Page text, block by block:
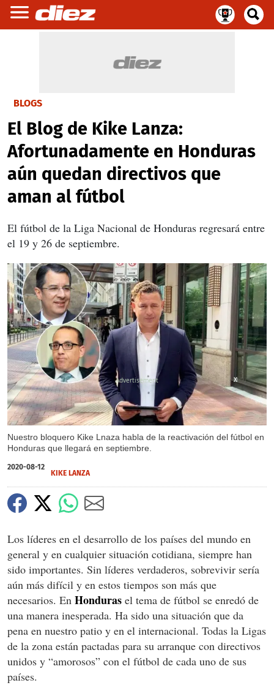
BLOGS
El Blog de Kike Lanza:
Afortunadamente en Honduras
aún quedan directivos que
aman al fútbol
El fútbol de la Liga Nacional de Honduras regresará entre
el 19 y 26 de septiembre.
Nuestro bloquero Kike Lnaza habla de la reactivación del fútbol en
Honduras que llegará en septiembre.
X
2020-08-12
KIKE LANZA
Los líderes en el desarrollo de los países del mundo en
general y en cualquier situación cotidiana, siempre han
sido importantes. Sin líderes verdaderos, sobrevivir sería
aún más difícil y en estos tiempos son más que
necesarios. En Honduras el tema de fútbol se enredó de
una manera inesperada. Ha sido una situación que da
pena en nuestro patio y en el internacional. Todas la Ligas
de la zona están pactadas para su arranque con directivos
unidos y “amorosos” con el fútbol de cada uno de sus
países.